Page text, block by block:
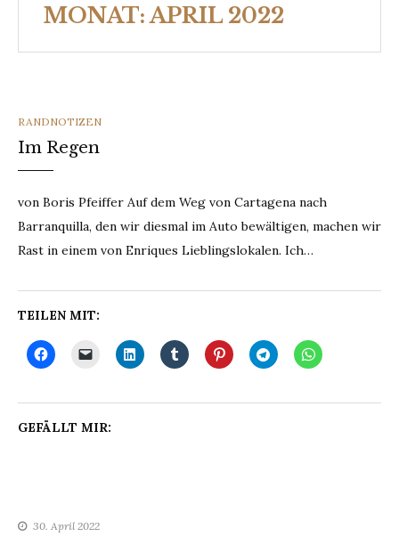
MONAT:APRIL 2022
CATEGORIES
RANDNOTIZEN
Im Regen
von Boris Pfeiffer Auf dem Weg von Cartagena nach
Barranquilla, den wir diesmal im Auto bewältigen, machen wir
Rast in einem von Enriques Lieblingslokalen. Ich…
TEILEN MIT:
GEFÄLLT MIR:
30. April 2022